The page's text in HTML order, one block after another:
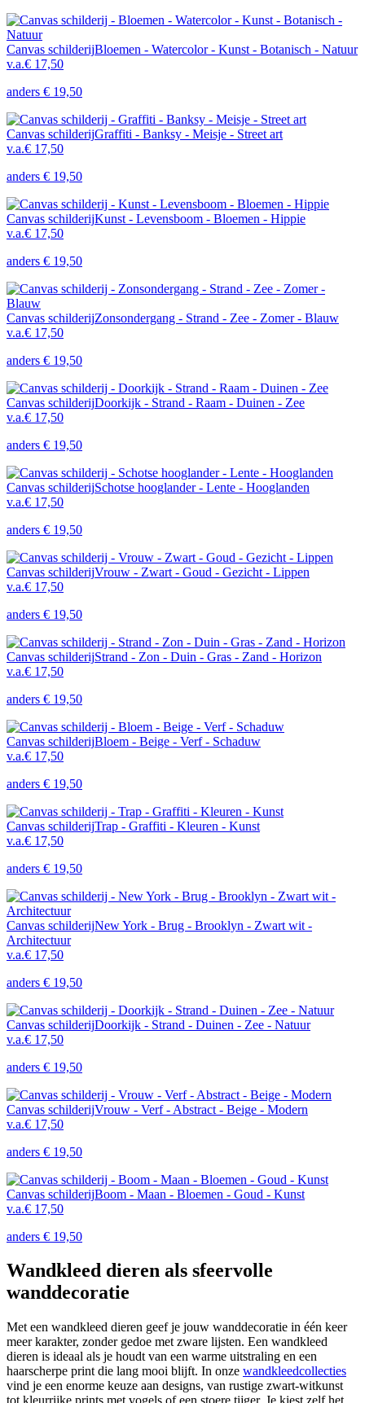
Canvas schilderijBloemen - Watercolor - Kunst - Botanisch - Natuur
v.a.€ 17,50
anders € 19,50
Canvas schilderijGraffiti - Banksy - Meisje - Street art
v.a.€ 17,50
anders € 19,50
Canvas schilderijKunst - Levensboom - Bloemen - Hippie
v.a.€ 17,50
anders € 19,50
Canvas schilderijZonsondergang - Strand - Zee - Zomer - Blauw
v.a.€ 17,50
anders € 19,50
Canvas schilderijDoorkijk - Strand - Raam - Duinen - Zee
v.a.€ 17,50
anders € 19,50
Canvas schilderijSchotse hooglander - Lente - Hooglanden
v.a.€ 17,50
anders € 19,50
Canvas schilderijVrouw - Zwart - Goud - Gezicht - Lippen
v.a.€ 17,50
anders € 19,50
Canvas schilderijStrand - Zon - Duin - Gras - Zand - Horizon
v.a.€ 17,50
anders € 19,50
Canvas schilderijBloem - Beige - Verf - Schaduw
v.a.€ 17,50
anders € 19,50
Canvas schilderijTrap - Graffiti - Kleuren - Kunst
v.a.€ 17,50
anders € 19,50
Canvas schilderijNew York - Brug - Brooklyn - Zwart wit -
Architectuur
v.a.€ 17,50
anders € 19,50
Canvas schilderijDoorkijk - Strand - Duinen - Zee - Natuur
v.a.€ 17,50
anders € 19,50
Canvas schilderijVrouw - Verf - Abstract - Beige - Modern
v.a.€ 17,50
anders € 19,50
Canvas schilderijBoom - Maan - Bloemen - Goud - Kunst
v.a.€ 17,50
anders € 19,50
Wandkleed dieren als sfeervolle
wanddecoratie
Met een wandkleed dieren geef je jouw wanddecoratie in één keer
meer karakter, zonder gedoe met zware lijsten. Een wandkleed
dieren is ideaal als je houdt van een warme uitstraling en een
haarscherpe print die lang mooi blijft. In onze wandkleedcollecties
vind je een enorme keuze aan designs, van rustige zwart-witkunst